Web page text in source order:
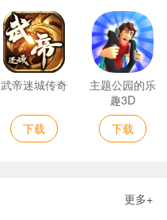
武帝迷城传奇
下载
主题公园的乐
趣3D
下载
更多+